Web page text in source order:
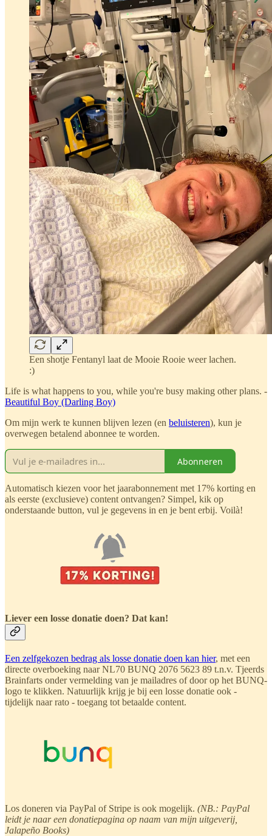
Een shotje Fentanyl laat de Mooie Rooie weer lachen.
:)
Life is what happens to you, while you're busy making other plans. -
Beautiful Boy (Darling Boy)
Om mijn werk te kunnen blijven lezen (en beluisteren), kun je
overwegen betalend abonnee te worden.
Abonneren
Automatisch kiezen voor het jaarabonnement met 17% korting en
als eerste (exclusieve) content ontvangen? Simpel, kik op
onderstaande button, vul je gegevens in en je bent erbij. Voilà!
Liever een losse donatie doen? Dat kan!
Een zelfgekozen bedrag als losse donatie doen kan hier, met een
directe overboeking naar NL70 BUNQ 2076 5623 89 t.n.v. Tjeerds
Brainfarts onder vermelding van je mailadres of door op het BUNQ-
logo te klikken. Natuurlijk krijg je bij een losse donatie ook -
tijdelijk naar rato - toegang tot betaalde content.
Los doneren via PayPal of Stripe is ook mogelijk. (NB.: PayPal
leidt je naar een donatiepagina op naam van mijn uitgeverij,
Jalapeño Books)